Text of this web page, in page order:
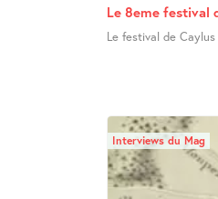
Le 8eme festival
Le festival de
Interviews du Mag